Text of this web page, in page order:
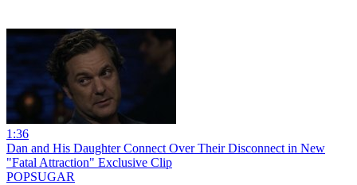
1:36
Dan and His Daughter Connect Over Their Disconnect in New
"Fatal Attraction" Exclusive Clip
POPSUGAR